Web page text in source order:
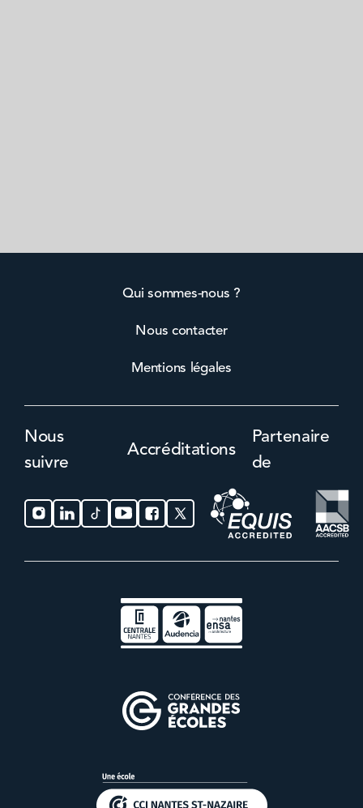
Qui sommes-nous ?
Nous contacter
Mentions légales
Nous
suivre
Accréditations
Partenaire
de